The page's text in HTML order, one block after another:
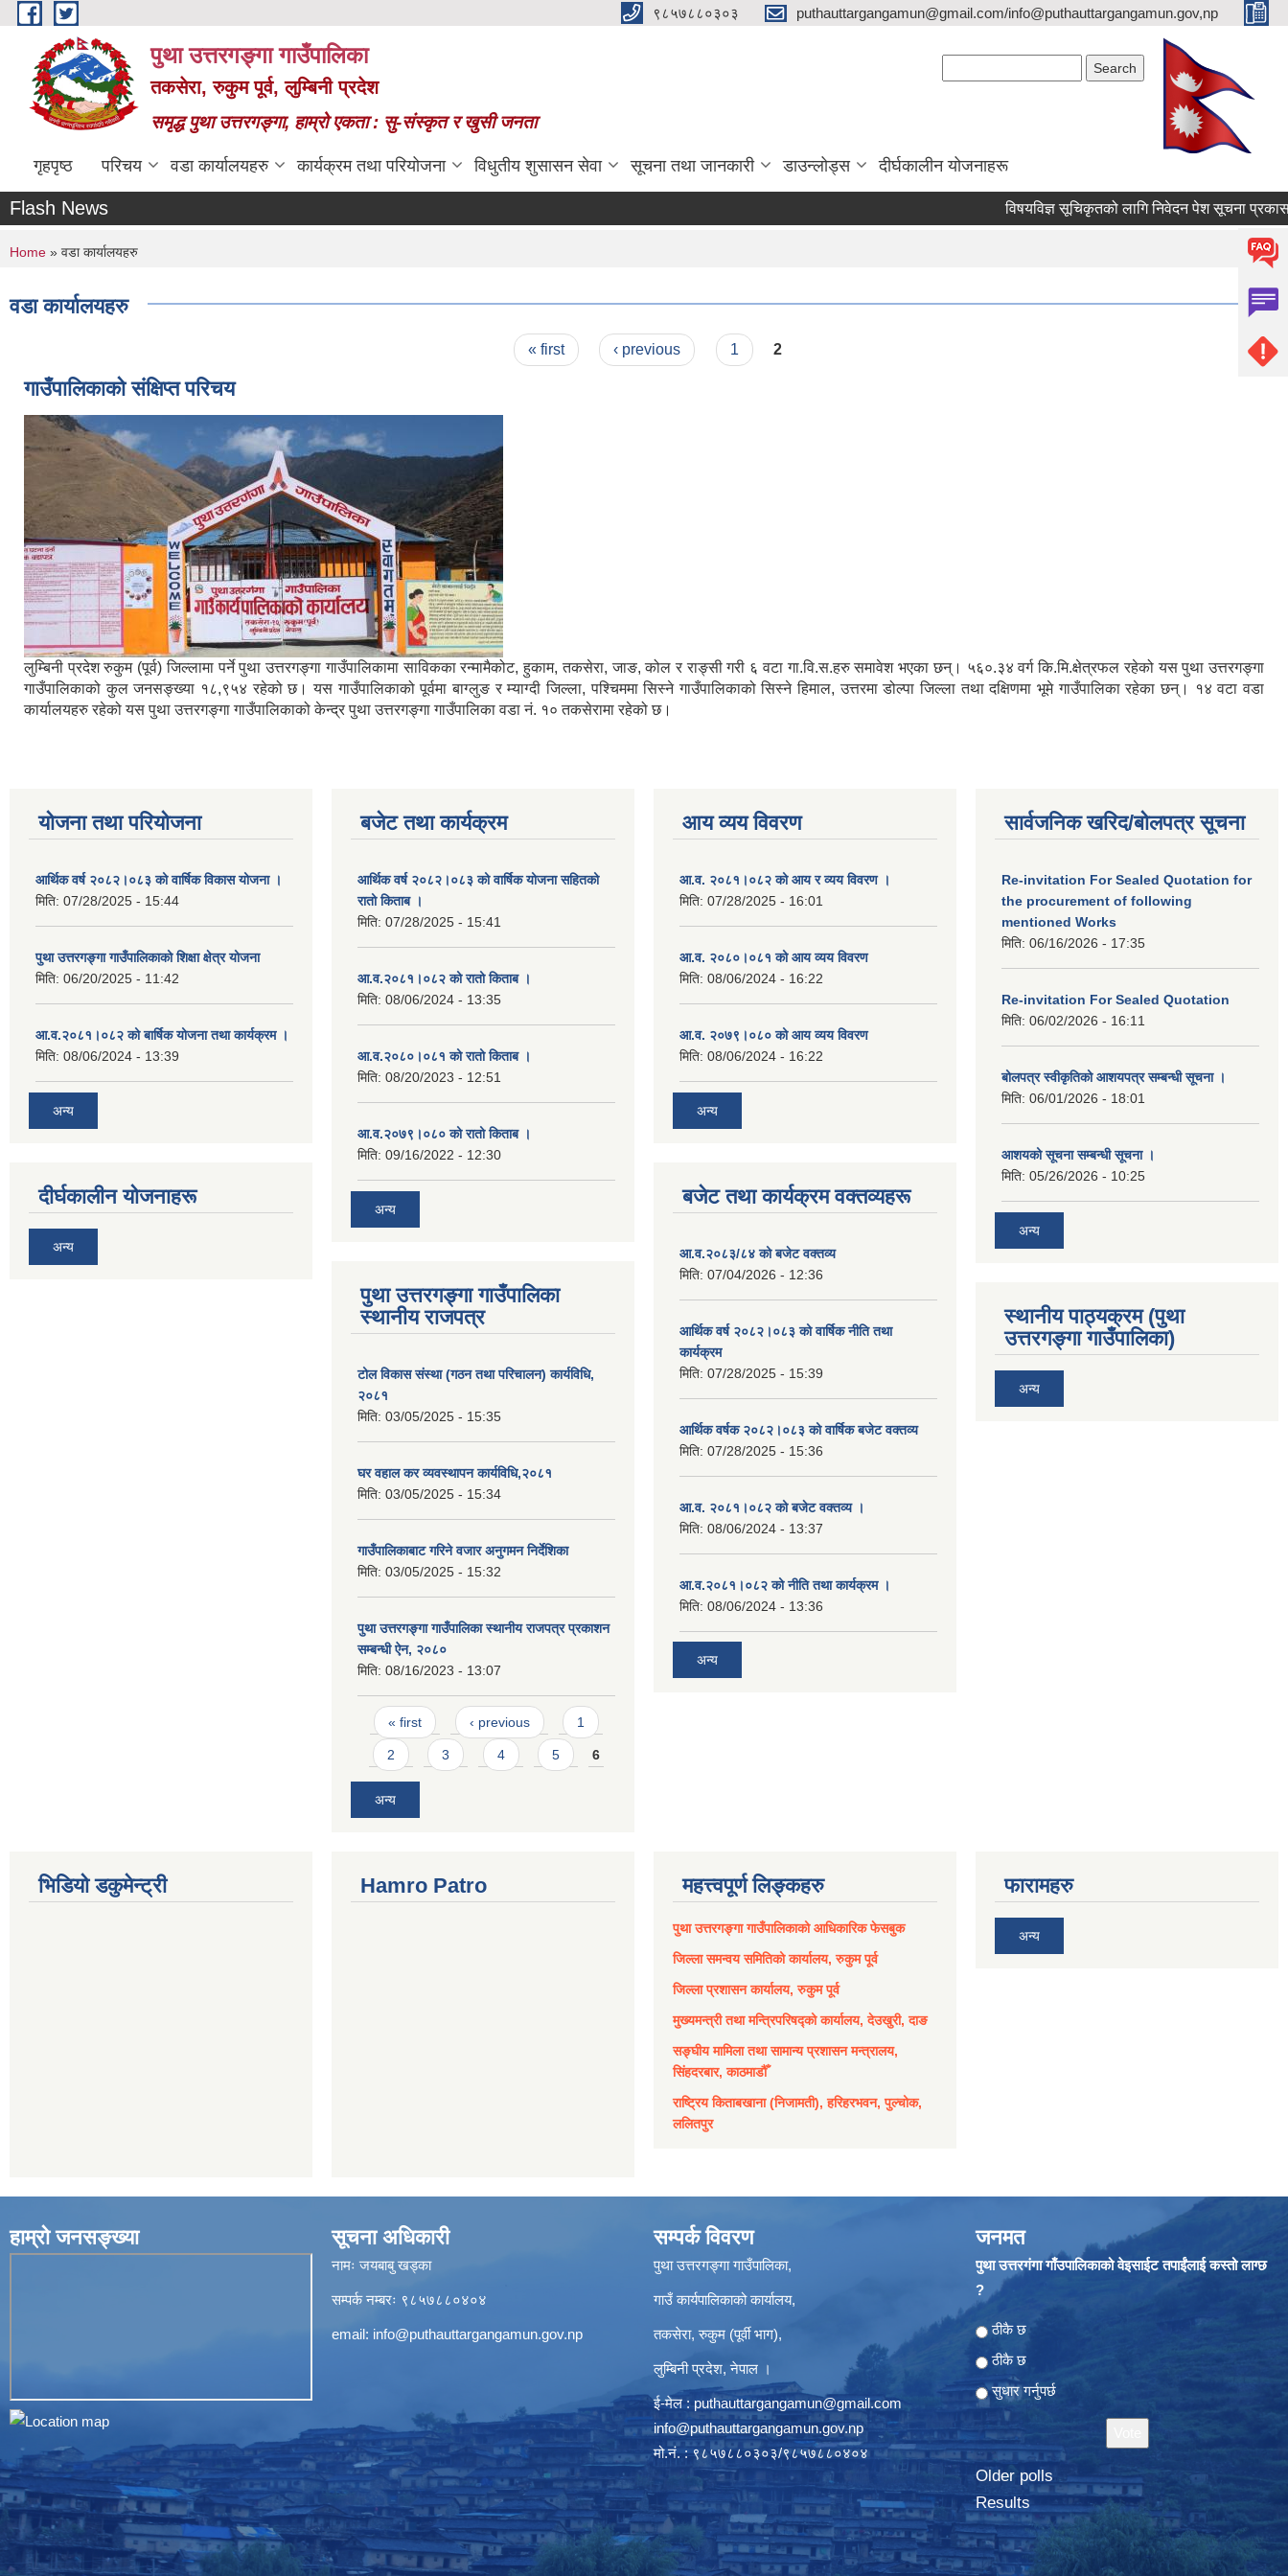
Skip to main content ९८५७८८०३०३ puthauttargangamun@gmail.com/info@puthauttargangamun.gov,np
पुथा उत्तरगङ्गा गाउँपालिका
तकसेरा, रुकुम पूर्व, लुम्बिनी प्रदेश
समृद्ध पुथा उत्तरगङ्गा, हाम्रो एकता : सु-संस्कृत र खुसी जनता
गृहपृष्ठ परिचय वडा कार्यालयहरु कार्यक्रम तथा परियोजना विधुतीय शुसासन सेवा सूचना तथा जानकारी डाउन्लोड्स दीर्घकालीन योजनाहरू
Flash News विषयविज्ञ सूचिकृतको लागि निवेदन पेश सूचना प्रकासन
You are here
Home » वडा कार्यालयहरु
वडा कार्यालयहरु
« first ‹ previous 1 2
गाउँपालिकाको संक्षिप्त परिचय
लुम्बिनी प्रदेश रुकुम (पूर्व) जिल्लामा पर्ने पुथा उत्तरगङ्गा गाउँपालिकामा साविकका रन्मामैकोट, हुकाम, तकसेरा, जाङ, कोल र राङ्सी गरी ६ वटा गा.वि.स.हरु समावेश भएका छन्। ५६०.३४ वर्ग कि.मि.क्षेत्रफल रहेको यस पुथा उत्तरगङ्गा
गाउँपालिकाको कुल जनसङ्ख्या १८,९५४ रहेको छ। यस गाउँपालिकाको पूर्वमा बाग्लुङ र म्याग्दी जिल्ला, पश्चिममा सिस्ने गाउँपालिकाको सिस्ने हिमाल, उत्तरमा डोल्पा जिल्ला तथा दक्षिणमा भूमे गाउँपालिका रहेका छन्। १४ वटा वडा
कार्यालयहरु रहेको यस पुथा उत्तरगङ्गा गाउँपालिकाको केन्द्र पुथा उत्तरगङ्गा गाउँपालिका वडा नं. १० तकसेरामा रहेको छ।
योजना तथा परियोजना
आर्थिक वर्ष २०८२।०८३ को वार्षिक विकास योजना ।
मिति: 07/28/2025 - 15:44
पुथा उत्तरगङ्गा गाउँपालिकाको शिक्षा क्षेत्र योजना
मिति: 06/20/2025 - 11:42
आ.व.२०८१।०८२ को बार्षिक योजना तथा कार्यक्रम ।
मिति: 08/06/2024 - 13:39
अन्य
दीर्घकालीन योजनाहरू
अन्य
बजेट तथा कार्यक्रम
आर्थिक वर्ष २०८२।०८३ को वार्षिक योजना सहितको
रातो किताब ।
मिति: 07/28/2025 - 15:41
आ.व.२०८१।०८२ को रातो किताब ।
मिति: 08/06/2024 - 13:35
आ.व.२०८०।०८१ को रातो किताब ।
मिति: 08/20/2023 - 12:51
आ.व.२०७९।०८० को रातो किताब ।
मिति: 09/16/2022 - 12:30
अन्य
पुथा उत्तरगङ्गा गाउँपालिका
स्थानीय राजपत्र
टोल विकास संस्था (गठन तथा परिचालन) कार्यविधि,
२०८१
मिति: 03/05/2025 - 15:35
घर वहाल कर व्यवस्थापन कार्यविधि,२०८१
मिति: 03/05/2025 - 15:34
गाउँपालिकाबाट गरिने वजार अनुगमन निर्देशिका
मिति: 03/05/2025 - 15:32
पुथा उत्तरगङ्गा गाउँपालिका स्थानीय राजपत्र प्रकाशन
सम्बन्धी ऐन, २०८०
मिति: 08/16/2023 - 13:07
Pages
« first ‹ previous 1
2 3 4 5 6
अन्य
आय व्यय विवरण
आ.व. २०८१।०८२ को आय र व्यय विवरण ।
मिति: 07/28/2025 - 16:01
आ.व. २०८०।०८१ को आय व्यय विवरण
मिति: 08/06/2024 - 16:22
आ.व. २०७९।०८० को आय व्यय विवरण
मिति: 08/06/2024 - 16:22
अन्य
बजेट तथा कार्यक्रम वक्तव्यहरू
आ.व.२०८३/८४ को बजेट वक्तव्य
मिति: 07/04/2026 - 12:36
आर्थिक वर्ष २०८२।०८३ को वार्षिक नीति तथा
कार्यक्रम
मिति: 07/28/2025 - 15:39
आर्थिक वर्षक २०८२।०८३ को वार्षिक बजेट वक्तव्य
मिति: 07/28/2025 - 15:36
आ.व. २०८१।०८२ को बजेट वक्तव्य ।
मिति: 08/06/2024 - 13:37
आ.व.२०८१।०८२ को नीति तथा कार्यक्रम ।
मिति: 08/06/2024 - 13:36
अन्य
सार्वजनिक खरिद/बोलपत्र सूचना
Re-invitation For Sealed Quotation for
the procurement of following
mentioned Works
मिति: 06/16/2026 - 17:35
Re-invitation For Sealed Quotation
मिति: 06/02/2026 - 16:11
बोलपत्र स्वीकृतिको आशयपत्र सम्बन्धी सूचना ।
मिति: 06/01/2026 - 18:01
आशयको सूचना सम्बन्धी सूचना ।
मिति: 05/26/2026 - 10:25
अन्य
स्थानीय पाठ्यक्रम (पुथा
उत्तरगङ्गा गाउँपालिका)
अन्य
भिडियो डकुमेन्ट्री Hamro Patro महत्त्वपूर्ण लिङ्कहरु
पुथा उत्तरगङ्गा गाउँपालिकाको आधिकारिक फेसबुक
जिल्ला समन्वय समितिको कार्यालय, रुकुम पूर्व
जिल्ला प्रशासन कार्यालय, रुकुम पूर्व
मुख्यमन्त्री तथा मन्त्रिपरिषद्को कार्यालय, देउखुरी, दाङ
सङ्घीय मामिला तथा सामान्य प्रशासन मन्त्रालय,
सिंहदरबार, काठमाडौँ
राष्ट्रिय किताबखाना (निजामती), हरिहरभवन, पुल्चोक,
ललितपुर
फारामहरु
अन्य
हाम्रो जनसङ्ख्या सूचना अधिकारी
नामः जयबाबु खड्का
सम्पर्क नम्बरः ९८५७८८०४०४
email: info@puthauttargangamun.gov.np
सम्पर्क विवरण
पुथा उत्तरगङ्गा गाउँपालिका,
गाउँ कार्यपालिकाको कार्यालय,
तकसेरा, रुकुम (पूर्वी भाग),
लुम्बिनी प्रदेश, नेपाल ।
ई-मेल : puthauttargangamun@gmail.com
info@puthauttargangamun.gov.np
मो.नं. : ९८५७८८०३०३/९८५७८८०४०४
जनमत
पुथा उत्तरगंगा गाँउपालिकाको वेइसाईट तपाईंलाई कस्तो लाग्छ
?
Choices
ठीकै छ
ठीकै छ
सुधार गर्नुपर्छ
Older polls
Results